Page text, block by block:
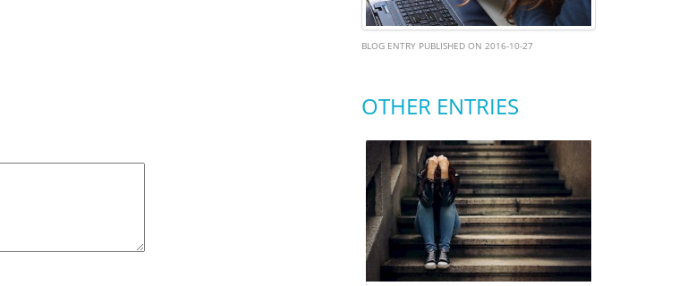
BLOG ENTRY PUBLISHED ON 2016-10-27
OTHER ENTRIES